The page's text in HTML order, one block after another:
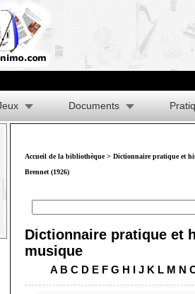
Documents
Accueil de la bibliothèque> Dictionnaire pratique et
Brennet (1926)
Dictionnaire pratique et
musique
A B C D E F G H I J K L M N